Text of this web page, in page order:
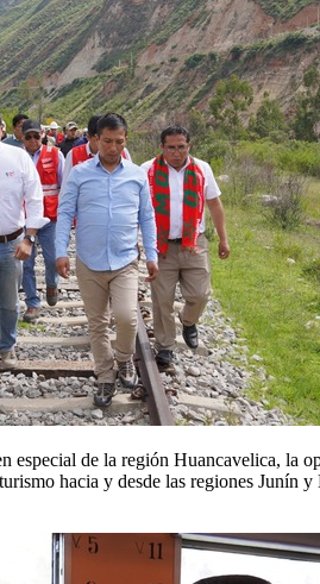
especial de la región Huancavelica, la
hacia y desde las regiones